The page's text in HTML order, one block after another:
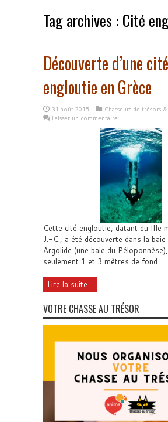
Tag archives : Cité
Découverte d’une cité
engloutie en Grèce
31 août 2015
Chasseurs de trésors
Laisser un commentaire
Cette cité engloutie, datant du IIIe
J.-C., a été découverte dans la baie
Argolide (une baie du
seulement 1 et 3 mètres de fond
Lire la suite...
VOTRE CHASSE AU TRÉSOR